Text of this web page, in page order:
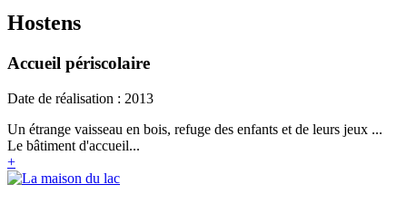
Hostens
Accueil périscolaire
Date de réalisation : 2013
Un étrange vaisseau en bois, refuge des enfants et de leurs jeux ...
Le bâtiment d'accueil...
+